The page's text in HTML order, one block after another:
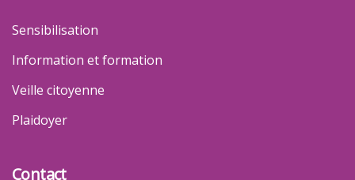
Sensibilisation
Information et formation
Veille citoyenne
Plaidoyer
Contact